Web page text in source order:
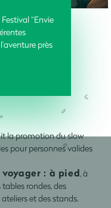
“Envie
près
la promotion du slow
pour personnes valides
: à pied, à
rondes, des
et des stands.